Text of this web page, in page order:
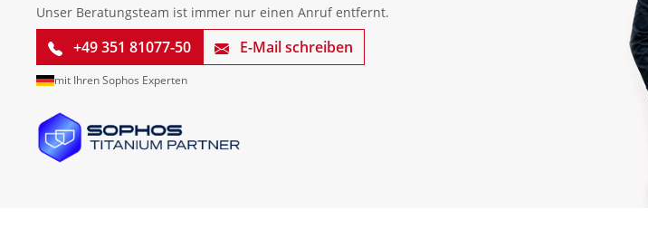
Unser Beratungsteam ist immer nur einen Anruf entfernt.
+49 351 81077-50 E-Mail schreiben
mit Ihren Sophos Experten